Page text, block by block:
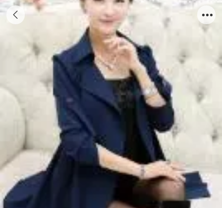
丰韵犹存女公务员夜阑人静时谁来解我心愁